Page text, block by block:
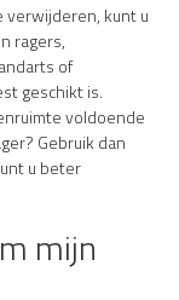
verwijderen, kunt u
ragers,
of
geschikt is.
voldoende
Gebruik dan
u beter
mijn